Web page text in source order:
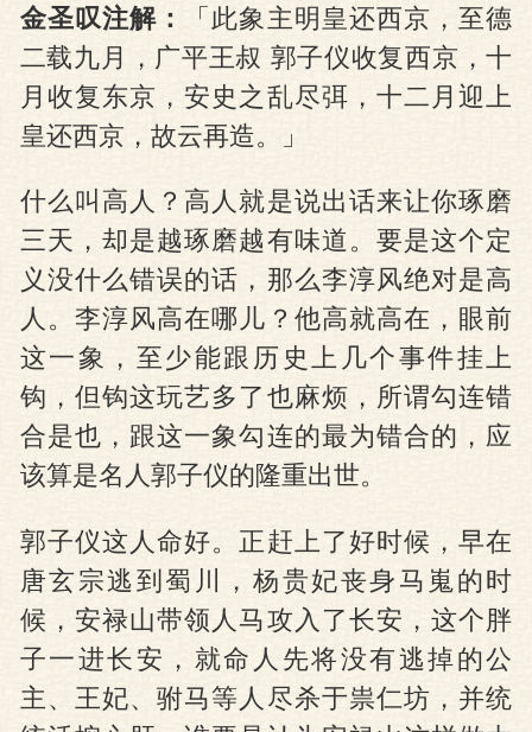
金圣叹注解：
「此象主明皇还西京，至德
二载九月，广平王叔 郭子仪收复西京，十
月收复东京，安史之乱尽弭，十二月迎上
皇还西京，故云再造。」
什么叫高人？高人就是说出话来让你琢磨
三天，却是越琢磨越有味道。要是这个定
义没什么错误的话，那么李淳风绝对是高
人。李淳风高在哪儿？他高就高在，眼前
这一象，至少能跟历史上几个事件挂上
钩，但钩这玩艺多了也麻烦，所谓勾连错
合是也，跟这一象勾连的最为错合的，应
该算是名人郭子仪的隆重出世。
郭子仪这人命好。正赶上了好时候，早在
唐玄宗逃到蜀川，杨贵妃丧身马嵬的时
候，安禄山带领人马攻入了长安，这个胖
子一进长安，就命人先将没有逃掉的公
主、王妃、驸马等人尽杀于祟仁坊，并统